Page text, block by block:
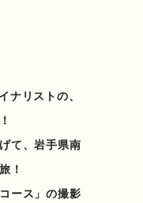
ナリストの、
て、岩手県南
！
ース」の撮影